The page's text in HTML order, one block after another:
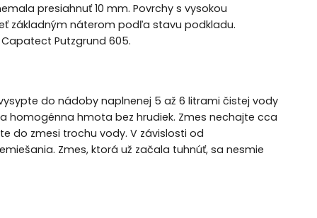
presiahnuť 10 mm. Povrchy s vysokou
základným náterom podľa stavu podkladu.
Putzgrund 605.
do nádoby naplnenej 5 až 6 litrami čistej vody
homogénna hmota bez hrudiek. Zmes nechajte cca
do zmesi trochu vody. V závislosti od
Zmes, ktorá už začala tuhnúť, sa nesmie